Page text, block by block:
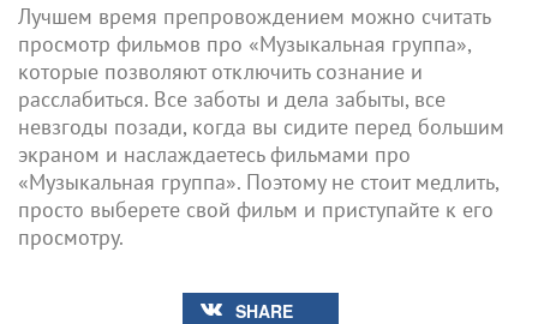
Лучшем время препровождением можно считать
просмотр фильмов про «Музыкальная группа»,
которые позволяют отключить сознание и
расслабиться. Все заботы и дела забыты, все
невзгоды позади, когда вы сидите перед большим
экраном и наслаждаетесь фильмами про
«Музыкальная группа». Поэтому не стоит медлить,
просто выберете свой фильм и приступайте к его
просмотру.
SHARE